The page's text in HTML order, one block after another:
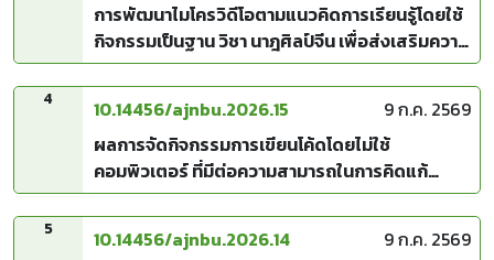
การพัฒนาไมโครวิดีโอตามแนวคิดการเรียนรู้โดยใช้
กิจกรรมเป็นฐาน วิชา นาฎศิลป์จีน เพื่อส่งเสริมความ
สามารถเชิงสร้างสรรค์ของนักศึกษาระดับปริญญา
ตรี สถาบันวิทยาศาสตร์ประยุกต์และเทคโนโลยีเจียง
ซี
4 10.14456/ajnbu.2026.15
9 ก.ค. 2569
ผลการจัดกิจกรรมการเขียนโค้ดโดยไม่ใช้
คอมพิวเตอร์ ที่มีต่อความสามารถในการคิดแก้
ปัญหาของเด็กปฐมวัย
5 10.14456/ajnbu.2026.14
9 ก.ค. 2569